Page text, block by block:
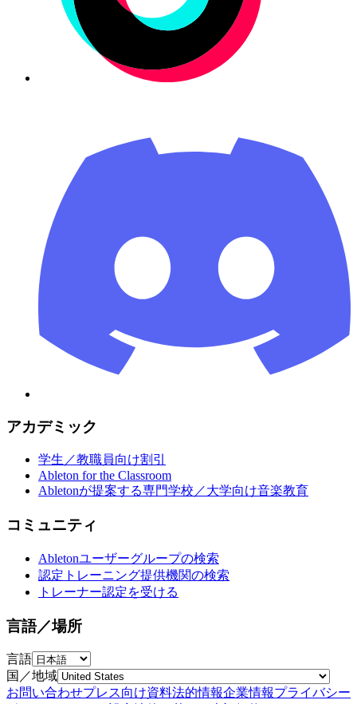
アカデミック
学生／教職員向け割引
Ableton for the Classroom
Abletonが提案する専門学校／大学向け音楽教育
コミュニティ
Abletonユーザーグループの検索
認定トレーニング提供機関の検索
トレーナー認定を受ける
言語／場所
言語
国／地域
お問い合わせプレス向け資料法的情報企業情報プライバシー